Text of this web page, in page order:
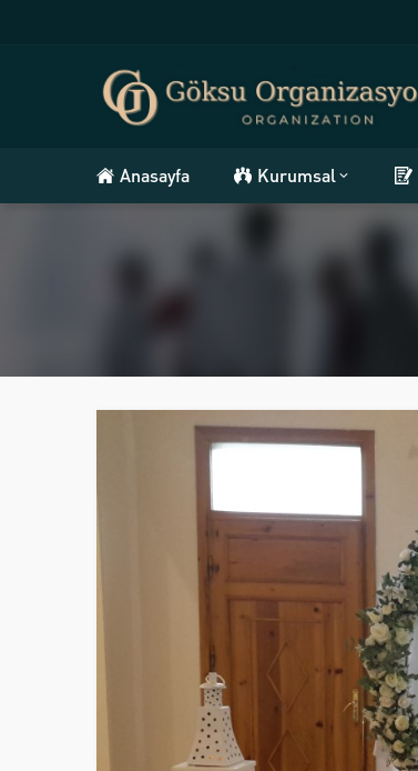
Anasayfa Kurumsal